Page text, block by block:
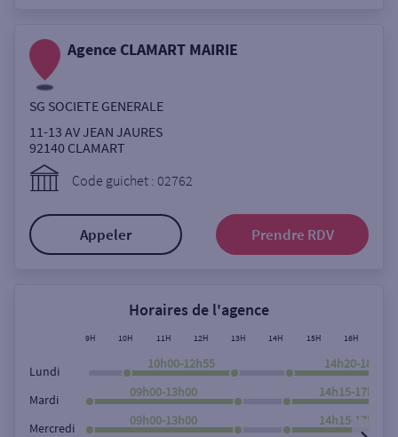
Coffre-fort
Ville / Code postal
Rechercher
Agence CLAMART MAIRIE
SG SOCIETE GENERALE
11-13 AV JEAN JAURES
92140 CLAMART
Code guichet : 02762
Appeler Prendre RDV
Horaires de l'agence
9H 10H 11H 12H 13H 14H 15H 16H
Lundi
10h00-12h55 14h20-18h00
Mardi
09h00-13h00 14h15-17h50
Mercredi
09h00-13h00 14h15-17h50